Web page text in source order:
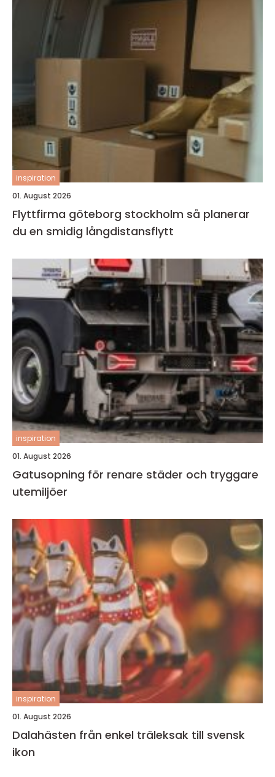
inspiration
01. August 2026
Flyttfirma göteborg stockholm så planerar
du en smidig långdistansflytt
inspiration
01. August 2026
Gatusopning för renare städer och tryggare
utemiljöer
inspiration
01. August 2026
Dalahästen från enkel träleksak till svensk
ikon